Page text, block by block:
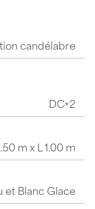
candélabre
DC+2
m x L 1.00 m
et Blanc Glace